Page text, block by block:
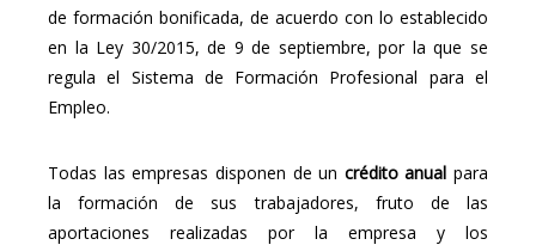
de formación bonificada, de acuerdo con lo establecido
en la Ley 30/2015, de 9 de septiembre, por la que se
regula el Sistema de Formación Profesional para el
Empleo.
Todas las empresas disponen de un crédito anual para
la formación de sus trabajadores, fruto de las
aportaciones realizadas por la empresa y los